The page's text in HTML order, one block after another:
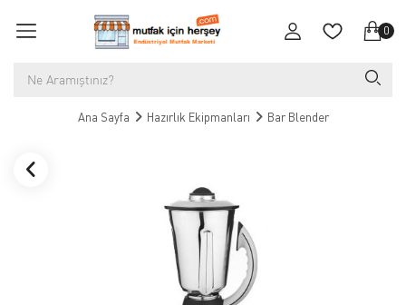
0
Ana Sayfa Hazırlık Ekipmanları Bar Blender